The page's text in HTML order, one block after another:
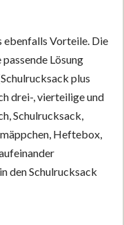
ebenfalls Vorteile. Die
Lösung
plus
drei-, vierteilige und
Schulrucksack,
Heftebox,
den Schulrucksack